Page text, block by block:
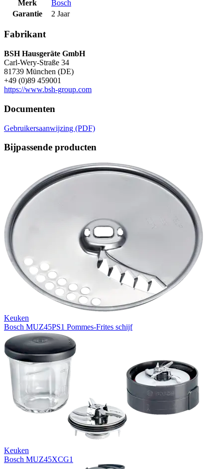
Merk
Bosch
Garantie
2 Jaar
Fabrikant
BSH Hausgeräte GmbH
Carl-Wery-Straße 34
81739 München (DE)
+49 (0)89 459001
https://www.bsh-group.com
Documenten
Gebruikersaanwijzing (PDF)
Bijpassende producten
Keuken
Bosch MUZ45PS1 Pommes-Frites schijf
Keuken
Bosch MUZ45XCG1